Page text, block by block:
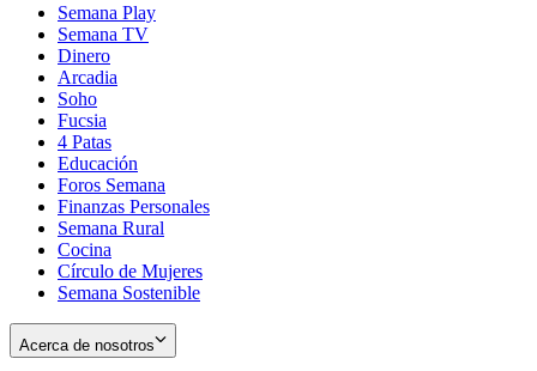
Semana Play
Semana TV
Dinero
Arcadia
Soho
in
new
window
Fucsia
in
new
window
4 Patas
Educación
Foros Semana
Finanzas Personales
Semana Rural
Cocina
Círculo de Mujeres
Semana Sostenible
Acerca de nosotros